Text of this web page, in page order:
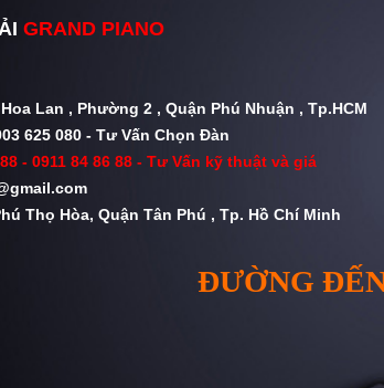
GRAND PIANO
Lan , Phường 2 , Quận Phú Nhuận , Tp.HCM
625 080 - Tư Vấn Chọn Đàn
- 0911 84 86 88 - Tư Vấn kỹ thuật và giá
Thọ Hòa, Quận Tân Phú , Tp. Hồ Chí Minh
ĐƯỜNG